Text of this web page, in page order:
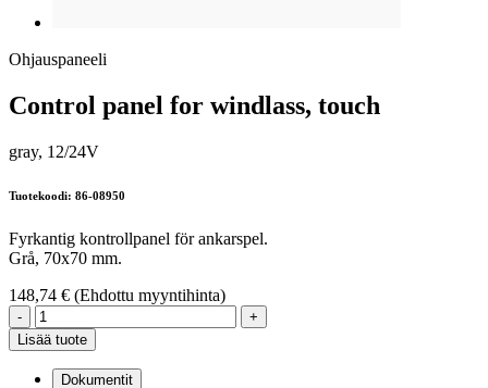
Ohjauspaneeli
Control panel for windlass, touch
gray, 12/24V
Tuotekoodi: 86-08950
Fyrkantig kontrollpanel för ankarspel.
Grå, 70x70 mm.
148,74 € (Ehdottu myyntihinta)
-
+
Lisää tuote
Dokumentit